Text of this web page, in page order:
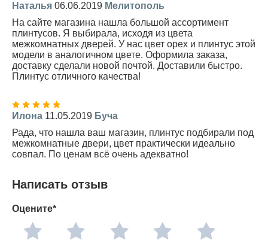
Наталья 06.06.2019 Мелитополь
На сайте магазина нашла большой ассортимент
плинтусов. Я выбирала, исходя из цвета
межкомнатных дверей. У нас цвет орех и плинтус этой
модели в аналогичном цвете. Оформила заказа,
доставку сделали новой почтой. Доставили быстро.
Плинтус отличного качества!
Илона 11.05.2019 Буча
Рада, что нашла ваш магазин, плинтус подбирали под
межкомнатные двери, цвет практически идеально
совпал. По ценам всё очень адекватно!
Написать отзыв
Оцените*